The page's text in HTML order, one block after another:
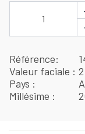
1
Référence
Valeur faciale
Pays
Millésime